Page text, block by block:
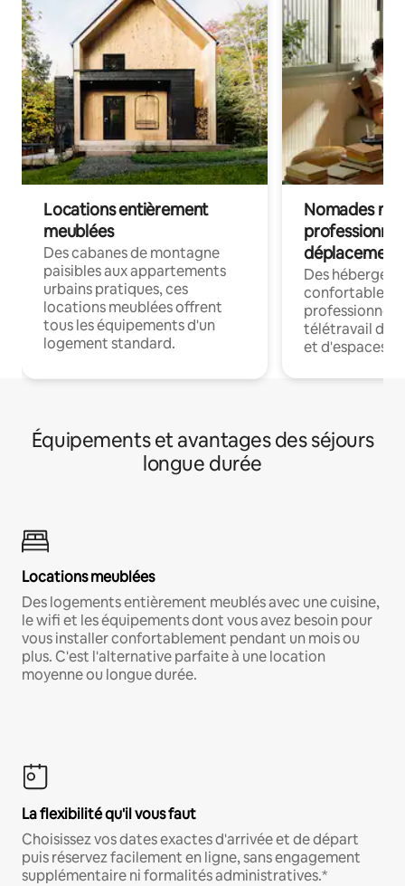
Locations entièrement
meublées
Des cabanes de montagne
paisibles aux appartements
urbains pratiques, ces
locations meublées offrent
tous les équipements d'un
logement standard.
Nomades
déplacement
Des
confortables
professionnels
télétravail
et d'espaces
Équipements et avantages des séjours
longue durée
Locations meublées
Des logements entièrement meublés avec une cuisine,
le wifi et les équipements dont vous avez besoin pour
vous installer confortablement pendant un mois ou
plus. C'est l'alternative parfaite à une location
moyenne ou longue durée.
La flexibilité qu'il vous faut
Choisissez vos dates exactes d'arrivée et de départ
puis réservez facilement en ligne, sans engagement
supplémentaire ni formalités administratives.*